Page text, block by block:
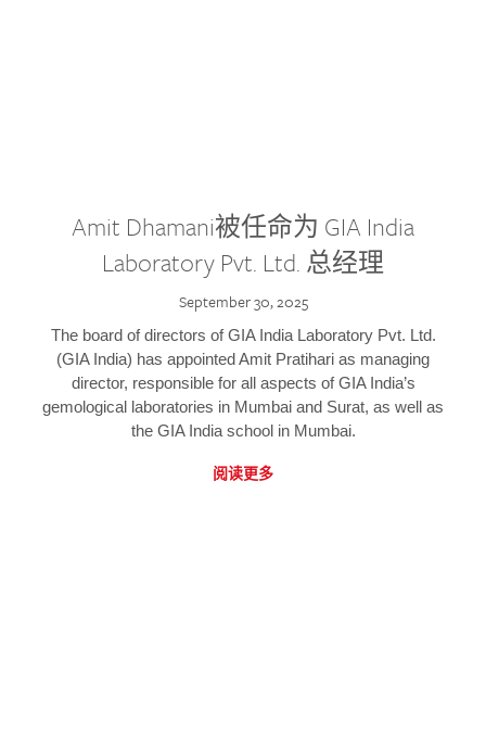
Amit Dhamani被任命为 GIA India
Laboratory Pvt. Ltd. 总经理
September 30, 2025
The board of directors of GIA India Laboratory Pvt. Ltd.
(GIA India) has appointed Amit Pratihari as managing
director, responsible for all aspects of GIA India’s
gemological laboratories in Mumbai and Surat, as well as
the GIA India school in Mumbai.
阅读更多